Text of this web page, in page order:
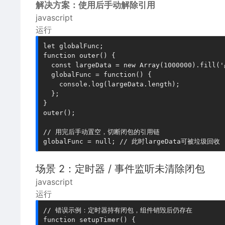
解决方案：使用后手动解除引用
javascript
运行
let globalFunc;
function outer() {
const largeData = new Array(1000000).fill('
  globalFunc = function() {
    console.log(largeData.length);
  };
}
outer();
// 用完后手动置空，切断闭包的引用链
场景 2：定时器 / 事件监听未清除闭包
javascript
运行
// 错误示例：定时器持有闭包，组件销毁后仍存在
function setupTimer() {